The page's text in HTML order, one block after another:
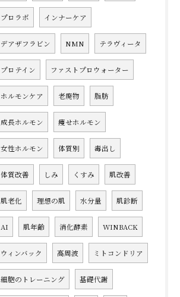
プロラボ インナーケア
デアザフラビン NMN テラヴィータ
プロテイン ファストプロウォーター
ホルモンケア 老廃物 脂肪
成長ホルモン 痩せホルモン
女性ホルモン 体質別 毒出し
体質改善 しみ くすみ 肌改善
肌老化 理想の肌 水分量 肌診断
AI 肌年齢 消化酵素 WINBACK
ウィンバック 高周波 ミトコンドリア
細胞のトレーニング 基礎代謝